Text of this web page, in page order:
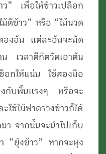
” เพื่อให้ข้าวเปลือก
ตีข้าว” หรือ “ไม้นวด
องอัน แต่ละอันจะมัด
เวลาตีก็ตวัดเอาต้น
ชือกให้แน่น ใช้สองมือ
งกับพื้นแรงๆ หรือจะ
ใช้ไม้ฟาดรวงข้าวก็ได้
า จากนั้นจะนำไปเก็บ
า “ยุ้งข้าว” หากจะหุง